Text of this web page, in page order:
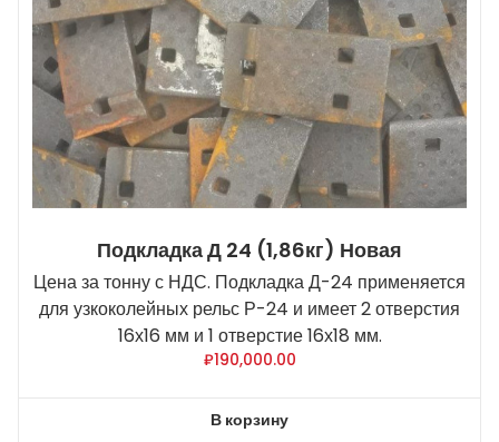
Подкладка Д 24 (1,86кг) Новая
Цена за тонну с НДС. Подкладка Д-24 применяется
для узкоколейных рельс Р-24 и имеет 2 отверстия
16х16 мм и 1 отверстие 16х18 мм.
₽190,000.00
В корзину